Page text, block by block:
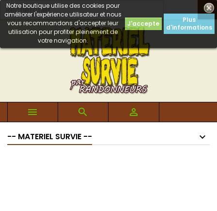

Notre boutique utilise des cookies pour
améliorer l'expérience utilisateur et nous
vous recommandons d'accepter leur
utilisation pour profiter pleinement de
votre navigation.
J'accepte
Plus
d'informations
  
-- MATERIEL SURVIE --